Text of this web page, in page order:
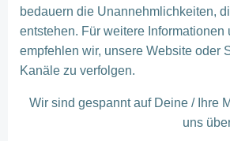
bedauern die Unannehmlichkeiten,
entstehen. Für weitere Informationen
empfehlen wir, unsere Website oder
Kanäle zu verfolgen.
Wir sind gespannt auf Deine / Ihre
uns